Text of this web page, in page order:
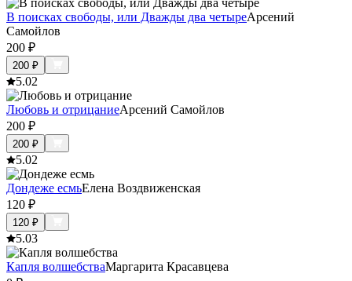
В поисках свободы, или Дважды два четыреАрсений
Самойлов
200 ₽
200 ₽
5.02
Любовь и отрицаниеАрсений Самойлов
200 ₽
200 ₽
5.02
Дондеже есмьЕлена Воздвиженская
120 ₽
120 ₽
5.03
Капля волшебстваМаргарита Красавцева